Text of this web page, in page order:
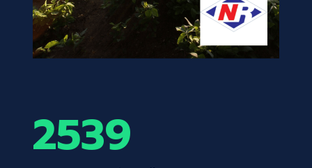
2539